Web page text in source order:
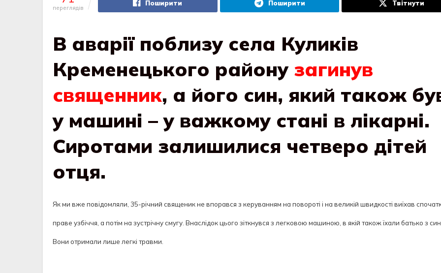
переглядів
Поширити Поширити Твітнути
В аварії поблизу села Куликів
Кременецького району загинув
священник, а його син, який також
у машині – у важкому стані в лікарні.
Сиротами залишилися четверо дітей
отця.
Як ми вже повідомляли, 35-річний священик не впорався з керуванням на повороті і на великій швидкості виїхав
праве узбіччя, а потім на зустрічну смугу. Внаслідок цього зіткнувся з легковою машиною, в якій також їхали батько з
Вони отримали лише легкі травми.